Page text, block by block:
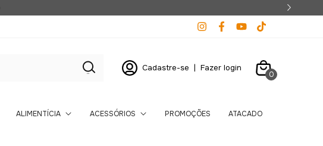
Cadastre-se | Fazer login
0
ALIMENTÍCIA ACESSÓRIOS PROMOÇÕES ATACADO